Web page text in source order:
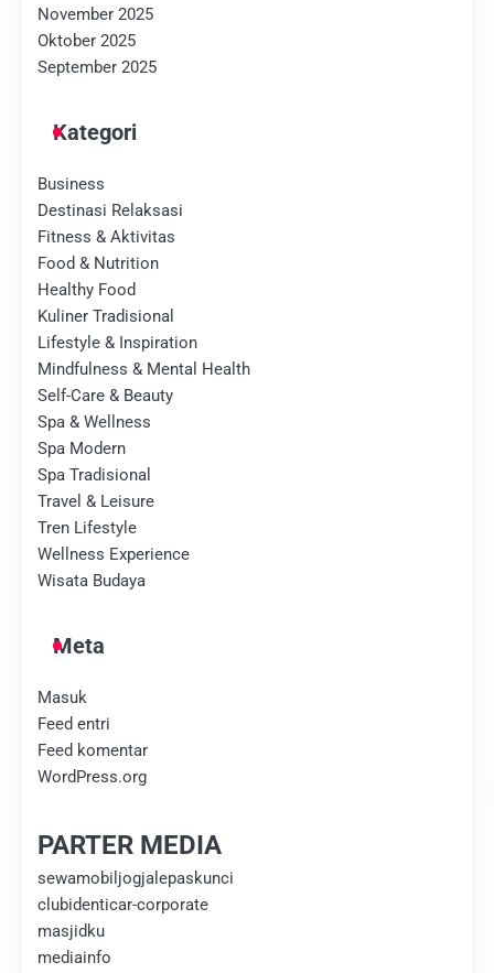
November 2025
Oktober 2025
September 2025
Kategori
Business
Destinasi Relaksasi
Fitness & Aktivitas
Food & Nutrition
Healthy Food
Kuliner Tradisional
Lifestyle & Inspiration
Mindfulness & Mental Health
Self-Care & Beauty
Spa & Wellness
Spa Modern
Spa Tradisional
Travel & Leisure
Tren Lifestyle
Wellness Experience
Wisata Budaya
Meta
Masuk
Feed entri
Feed komentar
WordPress.org
PARTER MEDIA
sewamobiljogjalepaskunci
clubidenticar-corporate
masjidku
mediainfo